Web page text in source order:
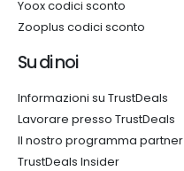
Yoox codici sconto
Zooplus codici sconto
Su di noi
Informazioni su TrustDeals
Lavorare presso TrustDeals
Il nostro programma partner
TrustDeals Insider